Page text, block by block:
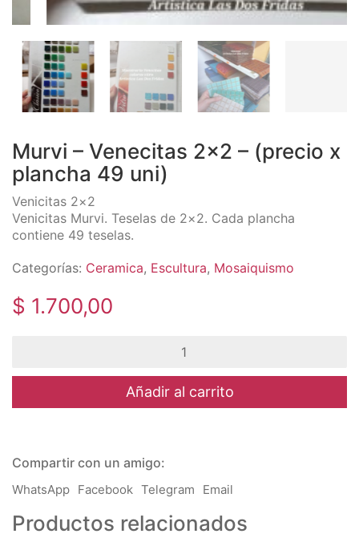
Murvi – Venecitas 2×2 – (precio x
plancha 49 uni)
Venicitas 2×2
Venicitas Murvi. Teselas de 2×2. Cada plancha
contiene 49 teselas.
Categorías: Ceramica, Escultura, Mosaiquismo
$ 1.700,00
Venecitas
49
cantidad
Añadir al carrito
Compartir con un amigo:
WhatsApp Facebook Telegram Email
Productos relacionados